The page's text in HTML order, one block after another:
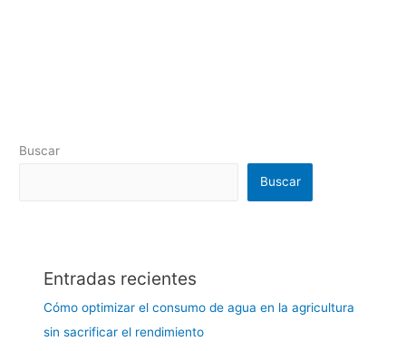
Buscar
Buscar
Entradas recientes
Cómo optimizar el consumo de agua en la agricultura
sin sacrificar el rendimiento